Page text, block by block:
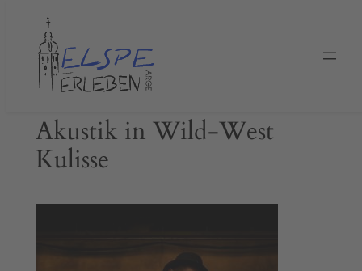
springen
Akustik in Wild-West
Kulisse